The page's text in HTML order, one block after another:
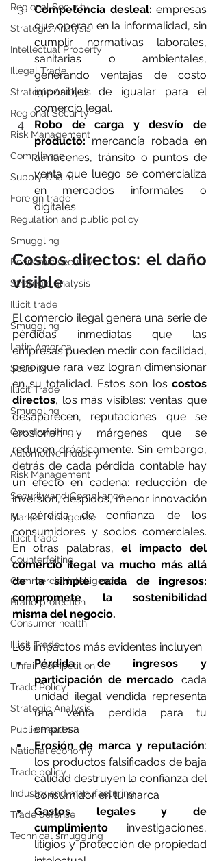
Regional Security
Strategic Analysis
Intellectual Property
Illegal Trade
Strategic Analysis
Regional Security
Risk Management
Compliance
Supply Chain
Foreign trade
Regulation and public policy
Smuggling
Economic security
Strategic analysis
Illicit trade
Smuggling
Latin America
Security
Illicit Trade
Smuggling
Counterfeiting
Automotive Industry
Risk Management
Security and Compliance
Market Intelligence
Illicit trade
Counterfeiting
Commercial intelligence
Brand protection
Consumer health
Illicit Trade
Unfair Competition
Trade Policy
Strategic Analysis
Public Health
National economy
Trade policy
Industry and manufacturing
Trade defense
Technical smuggling
Competencia desleal: empresas
que operan en la informalidad, sin
cumplir normativas laborales,
sanitarias o ambientales,
generando ventajas de costo
imposibles de igualar para el
comercio legal.
Robo de carga y desvío de
producto: mercancía robada en
almacenes, tránsito o puntos de
venta que luego se comercializa
en mercados informales o
digitales.
Costos directos: el daño
visible
El comercio ilegal genera una serie de
pérdidas inmediatas que las
empresas pueden medir con facilidad,
pero que rara vez logran dimensionar
en su totalidad. Estos son los costos
directos, los más visibles: ventas que
desaparecen, reputaciones que se
erosionan y márgenes que se
reducen drásticamente. Sin embargo,
detrás de cada pérdida contable hay
un efecto en cadena: reducción de
inversión, despidos, menor innovación
y pérdida de confianza de los
consumidores y socios comerciales.
En otras palabras, el impacto del
comercio ilegal va mucho más allá
de la simple caída de ingresos:
compromete la sostenibilidad
misma del negocio.
Los impactos más evidentes incluyen:
Pérdida de ingresos y
participación de mercado: cada
unidad ilegal vendida representa
una venta perdida para tu
empresa
Erosión de marca y reputación:
los productos falsificados de baja
calidad destruyen la confianza del
consumidor en tu marca
Gastos legales y de
cumplimiento: investigaciones,
litigios y protección de propiedad